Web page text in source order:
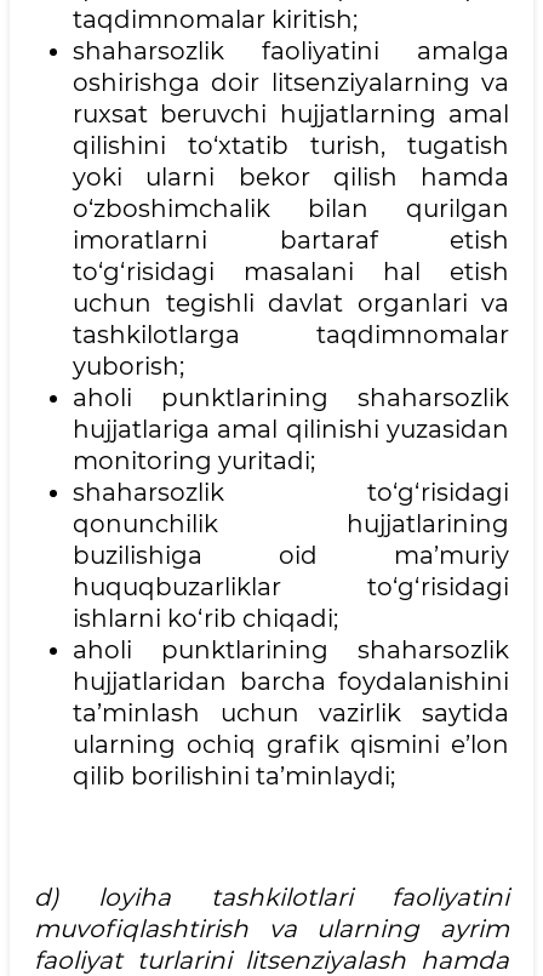
taqdimnomalar kiritish;
shaharsozlik faoliyatini amalga
oshirishga doir litsenziyalarning va
ruxsat beruvchi hujjatlarning amal
qilishini to‘xtatib turish, tugatish
yoki ularni bekor qilish hamda
o‘zboshimchalik bilan qurilgan
imoratlarni bartaraf etish
to‘g‘risidagi masalani hal etish
uchun tegishli davlat organlari va
tashkilotlarga taqdimnomalar
yuborish;
aholi punktlarining shaharsozlik
hujjatlariga amal qilinishi yuzasidan
monitoring yuritadi;
shaharsozlik to‘g‘risidagi
qonunchilik hujjatlarining
buzilishiga oid ma’muriy
huquqbuzarliklar to‘g‘risidagi
ishlarni ko‘rib chiqadi;
aholi punktlarining shaharsozlik
hujjatlaridan barcha foydalanishini
ta’minlash uchun vazirlik saytida
ularning ochiq grafik qismini e’lon
qilib borilishini ta’minlaydi;
d) loyiha tashkilotlari faoliyatini
muvofiqlashtirish va ularning ayrim
faoliyat turlarini litsenziyalash hamda